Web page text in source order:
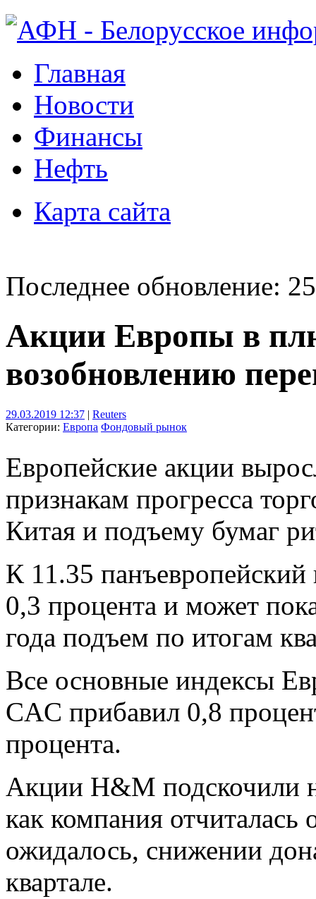
Главная
Новости
Финансы
Нефть
Карта сайта
Последнее обновление:
Акции Европы в
возобновлению
29.03.2019 12:37 | Reuters
Категории: Европа Фондовый рынок
Европейские акции
признакам прогресса
Китая и подъему бумаг
К 11.35
0,3 процента и может
года подъем по итогам
Все основные индексы
CAC прибавил 0,8
процента.
Акции H&M подскочили
как компания
ожидалось, снижении
квартале.